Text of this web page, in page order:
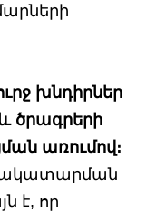
խնդիրներ
ծրագրերի
առումով։
է, որ